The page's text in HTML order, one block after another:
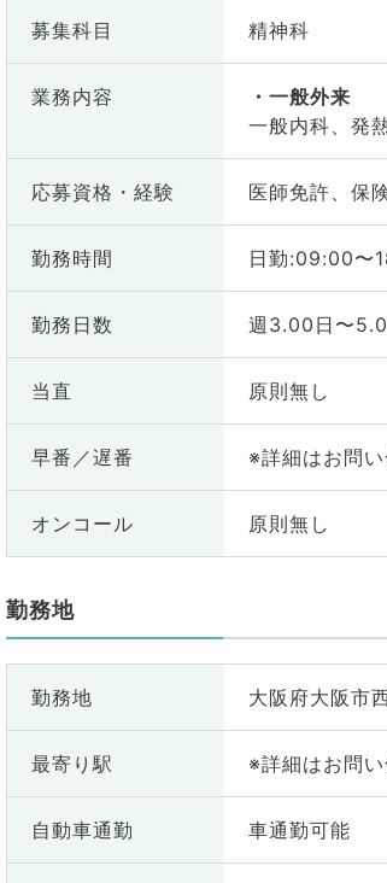
募集科目 精神科
業務内容
一般外来
一般内科、発
応募資格・ 経験 医師免許、保
勤務時間 日勤:09:00〜
勤務日数 週3.00日〜
当直 原則無し
早番／遅番 ※詳細はお問
オンコール 原則無し
勤務地
勤務地 大阪府大阪市
最寄り駅 ※詳細はお問
自動車通勤 車通勤可能